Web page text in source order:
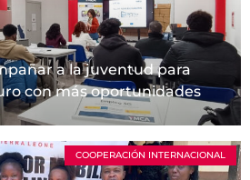
a la juventud para
con más oportunidades
COOPERACIÓN INTERNACIONAL